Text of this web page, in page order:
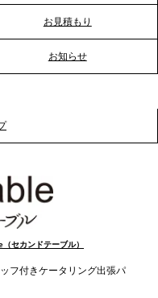
」が紹介され
お見積もり
お知らせ
セカンドテーブル）
フ付きケータリング出張パ